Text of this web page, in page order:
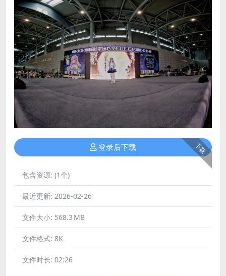
下载
登录后下载
包含资源: (1个)
最近更新: 2026-02-26
文件大小: 568.3 MB
文件格式: 8K
文件时长: 02:26